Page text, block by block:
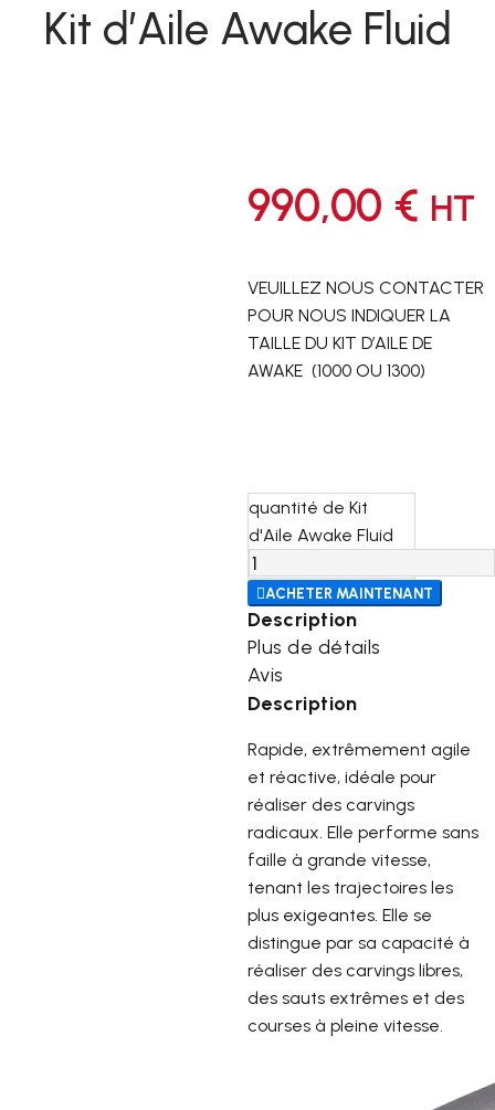
Kit d’Aile Awake Fluid
990,00 € HT
VEUILLEZ NOUS CONTACTER
POUR NOUS INDIQUER LA
TAILLE DU KIT D’AILE DE
AWAKE (1000 OU 1300)
quantité de Kit
d'Aile Awake Fluid
ACHETER MAINTENANT
Description
Plus de détails
Avis
Description
Rapide, extrêmement agile
et réactive, idéale pour
réaliser des carvings
radicaux. Elle performe sans
faille à grande vitesse,
tenant les trajectoires les
plus exigeantes. Elle se
distingue par sa capacité à
réaliser des carvings libres,
des sauts extrêmes et des
courses à pleine vitesse.